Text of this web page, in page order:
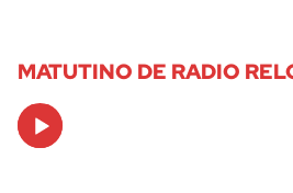
MATUTINO DE RADIO
Audio
Player